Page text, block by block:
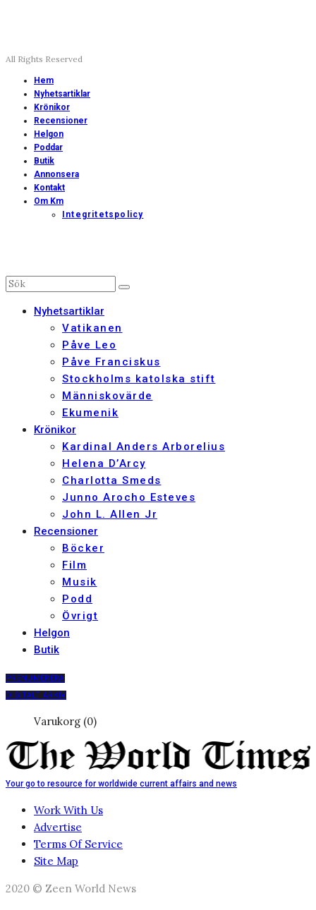
All Rights Reserved
Hem
Nyhetsartiklar
Krönikor
Recensioner
Helgon
Poddar
Butik
Annonsera
Kontakt
Om Km
Integritetspolicy
Nyhetsartiklar
Vatikanen
Påve Leo
Påve Franciskus
Stockholms katolska stift
Människovärde
Ekumenik
Krönikor
Kardinal Anders Arborelius
Helena D’Arcy
Charlotta Smeds
Junno Arocho Esteves
John L. Allen Jr
Recensioner
Böcker
Film
Musik
Podd
Övrigt
Helgon
Butik
PRENUMERERA
DIGITALT ARKIV
Varukorg (0)
Your go to resource for worldwide current affairs and news
Work With Us
Advertise
Terms Of Service
Site Map
2020 © Zeen World News